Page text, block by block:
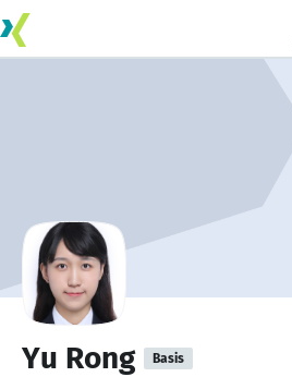
Yu Rong Basis